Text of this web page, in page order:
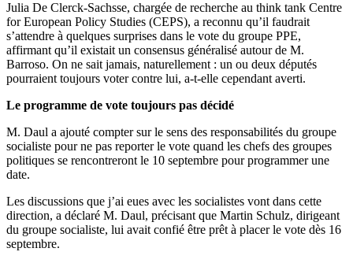
Julia De Clerck-Sachsse, chargée de recherche au think tank Centre
for European Policy Studies (CEPS), a reconnu qu’il faudrait
s’attendre à quelques surprises dans le vote du groupe PPE,
affirmant qu’il existait un consensus généralisé autour de M.
Barroso. On ne sait jamais, naturellement : un ou deux députés
pourraient toujours voter contre lui, a-t-elle cependant averti.
Le programme de vote toujours pas décidé
M. Daul a ajouté compter sur le sens des responsabilités du groupe
socialiste pour ne pas reporter le vote quand les chefs des groupes
politiques se rencontreront le 10 septembre pour programmer une
date.
Les discussions que j’ai eues avec les socialistes vont dans cette
direction, a déclaré M. Daul, précisant que Martin Schulz, dirigeant
du groupe socialiste, lui avait confié être prêt à placer le vote dès 16
septembre.